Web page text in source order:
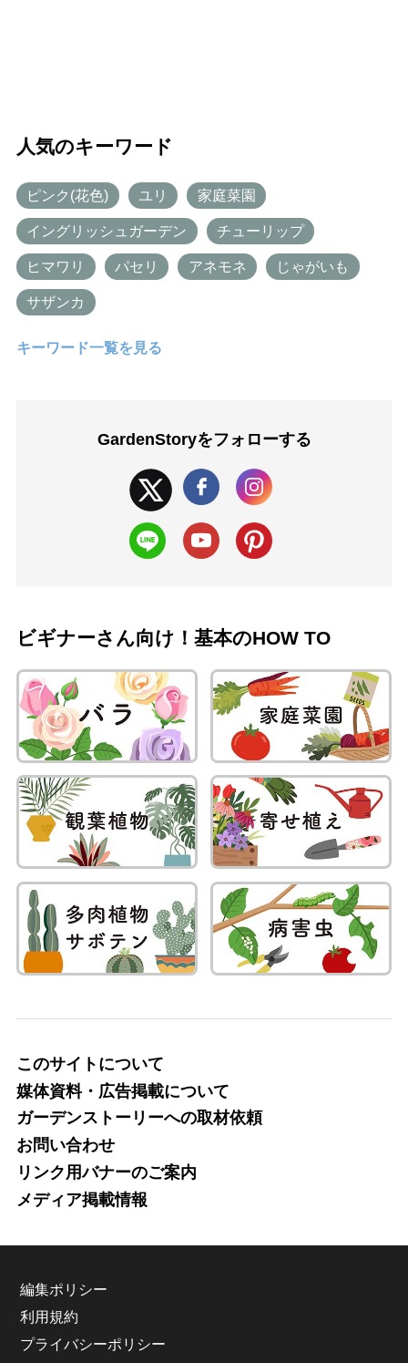
人気のキーワード
ピンク(花色) ユリ 家庭菜園
イングリッシュガーデン チューリップ
ヒマワリ パセリ アネモネ じゃがいも
サザンカ
キーワード一覧を見る
GardenStoryをフォローする
ビギナーさん向け！基本のHOW TO
このサイトについて
媒体資料・広告掲載について
ガーデンストーリーへの取材依頼
お問い合わせ
リンク用バナーのご案内
メディア掲載情報
編集ポリシー
利用規約
プライバシーポリシー